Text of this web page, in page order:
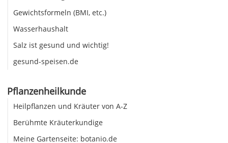
Gewichtsformeln (BMI, etc.)
Wasserhaushalt
Salz ist gesund und wichtig!
gesund-speisen.de
Pflanzenheilkunde
Heilpflanzen und Kräuter von A-Z
Berühmte Kräuterkundige
Meine Gartenseite: botanio.de